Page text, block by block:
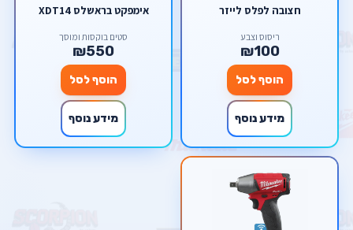
חצובה לפלס לייזר
ריסוס וצבע
₪100
הוסף לסל
מידע נוסף
אימפקט בראשלס XDT14
סטים בוקסות ומוסך
₪550
הוסף לסל
מידע נוסף